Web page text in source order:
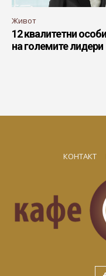
Живот
12 квалитетни
на големите лидери
КОНТАКТ